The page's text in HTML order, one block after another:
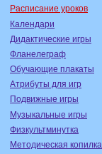
Расписание уроков
Календари
Дидактические игры
Фланелеграф
Обучающие плакаты
Атрибуты для игр
Подвижные игры
Музыкальные игры
Физкультминутка
Методическая копилка